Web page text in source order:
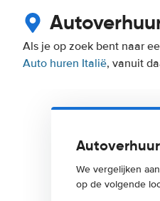
Als je op zoek bent naar
Auto huren Italië, vanuit
We vergelijken
op de volgende